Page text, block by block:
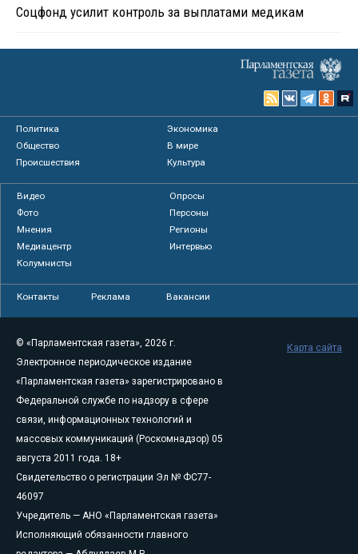
Соцфонд усилит контроль за выплатами медикам
Политика
Экономика
Общество
В мире
Происшествия
Культура
Видео
Опросы
Фото
Персоны
Мнения
Регионы
Медиацентр
Интервью
Колумнисты
Контакты Реклама Вакансии
© «Парламентская газета», 2026 г.
Электронное периодическое издание
«Парламентская газета» зарегистрировано в
Федеральной службе по надзору в сфере
связи, информационных технологий и
массовых коммуникаций (Роскомнадзор) 05
августа 2011 года. 18+
Свидетельство о регистрации Эл № ФС77-
46097
Учредитель — АНО «Парламентская газета»
Исполняющий обязанности главного
Карта сайта